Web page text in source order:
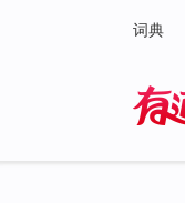
词典